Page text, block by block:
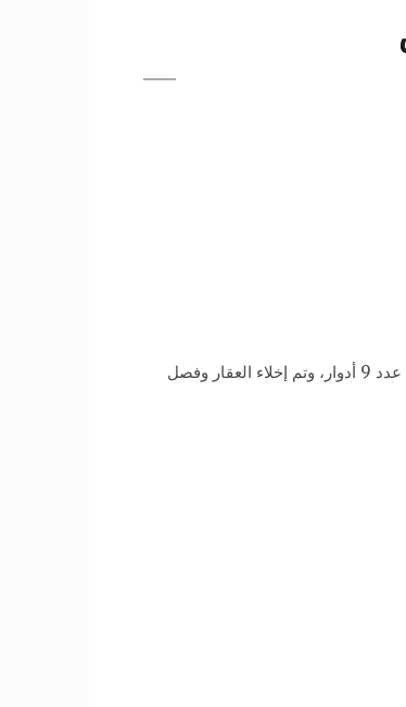
شهد شارع المشير محمد عبدالحليم أبوغزالة بمدينة دمنهور ميل جزئي وتصدع بأحد العقارات حديثة الإنشاء بمدينة دمنهور، والذي يتكون من عدد 9 أدوار، وتم إخلاء العقار وفصل